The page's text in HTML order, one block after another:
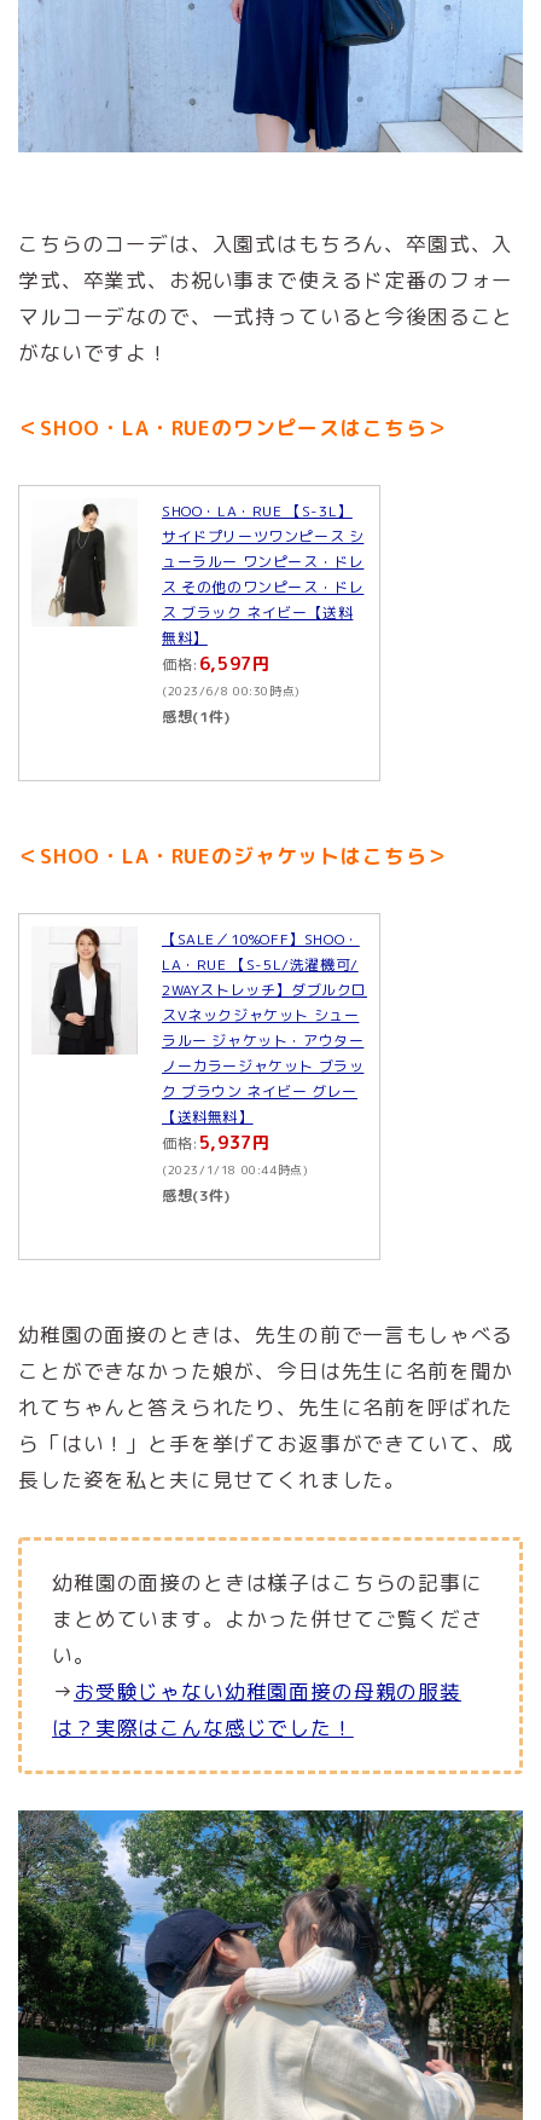
こちらのコーデは、入園式はもちろん、卒園式、入
学式、卒業式、お祝い事まで使えるド定番のフォー
マルコーデなので、一式持っていると今後困ること
がないですよ！
＜SHOO・LA・RUEのワンピースはこちら＞
SHOO・LA・RUE 【S-3L】
サイドプリーツワンピース シ
ューラルー ワンピース・ドレ
ス その他のワンピース・ドレ
ス ブラック ネイビー【送料
無料】
価格: 6,597円
(2023/6/8 00:30時点)
感想(1件)
＜SHOO・LA・RUEのジャケットはこちら＞
【SALE／10%OFF】SHOO・
LA・RUE 【S-5L/洗濯機可/
2WAYストレッチ】ダブルクロ
スVネックジャケット シュー
ラルー ジャケット・アウター
ノーカラージャケット ブラッ
ク ブラウン ネイビー グレー
【送料無料】
価格: 5,937円
(2023/1/18 00:44時点)
感想(3件)
幼稚園の面接のときは、先生の前で一言もしゃべる
ことができなかった娘が、今日は先生に名前を聞か
れてちゃんと答えられたり、先生に名前を呼ばれた
ら「はい！」と手を挙げてお返事ができていて、成
長した姿を私と夫に見せてくれました。
幼稚園の面接のときは様子はこちらの記事に
まとめています。よかった併せてご覧くださ
い。
→ お受験じゃない幼稚園面接の母親の服装
は？実際はこんな感じでした！